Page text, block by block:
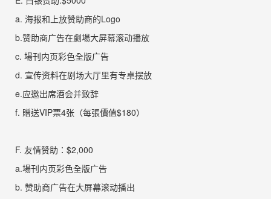
a. 海报和上放赞助商的Logo
b.赞助商广告在劇場大屏幕滚动播放
c. 場刊内页彩色全版广告
d. 宣传资料在剧场大厅里有专桌摆放
e.应邀出席酒会并致辞
f. 贈送VIP票4张 （每張價值$180）
F. 友情赞助： $2,000
a.場刊内页彩色全版广告
b. 赞助商广告在大屏幕滚动播出